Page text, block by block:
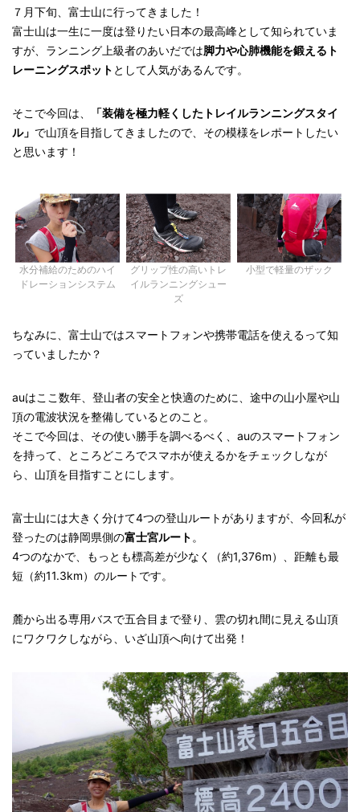
７月下旬、富士山に行ってきました！
富士山は一生に一度は登りたい日本の最高峰として知られていま
すが、ランニング上級者のあいだでは脚力や心肺機能を鍛えるト
レーニングスポット として人気があるんです。
そこで今回は、
「装備を極力軽くしたトレイルランニングスタイ
ル」 で山頂を目指してきましたので、その模様をレポートしたい
と思います！
水分補給のためのハイ
ドレーションシステム
グリップ性の高いトレ
イルランニングシュー
ズ
小型で軽量のザック
ちなみに、富士山ではスマートフォンや携帯電話を使えるって知
っていましたか？
auはここ数年、登山者の安全と快適のために、途中の山小屋や山
頂の電波状況を整備しているとのこと。
そこで今回は、その使い勝手を調べるべく、auのスマートフォン
を持って、ところどころでスマホが使えるかをチェックしなが
ら、山頂を目指すことにします。
富士山には大きく分けて4つの登山ルートがありますが、今回私が
登ったのは静岡県側の富士宮ルート 。
4つのなかで、もっとも標高差が少なく（約1,376m）、距離も最
短（約11.3km）のルートです。
麓から出る専用バスで五合目まで登り、雲の切れ間に見える山頂
にワクワクしながら、いざ山頂へ向けて出発！